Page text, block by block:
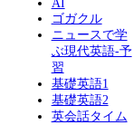
AI
ゴガクル
ニュースで学
ぶ現代英語-予
習
基礎英語1
基礎英語2
英会話タイム